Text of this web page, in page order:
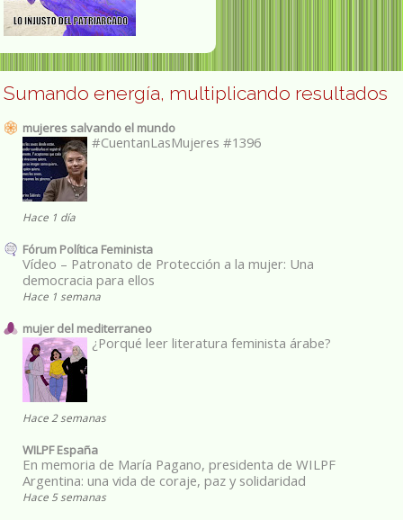
Sumando energía, multiplicando resultados
mujeres salvando el mundo
#CuentanLasMujeres #1396
Hace 1 día
Fórum Política Feminista
Vídeo – Patronato de Protección a la mujer: Una
democracia para ellos
Hace 1 semana
mujer del mediterraneo
¿Porqué leer literatura feminista árabe?
Hace 2 semanas
WILPF España
En memoria de María Pagano, presidenta de WILPF
Argentina: una vida de coraje, paz y solidaridad
Hace 5 semanas